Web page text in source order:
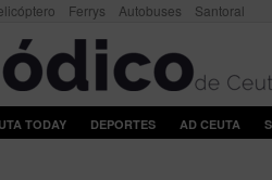
Ferrys Autobuses Santoral
TODAY DEPORTES AD CEUTA